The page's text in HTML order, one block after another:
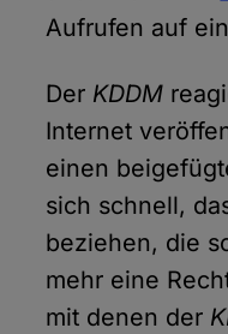
Aufrufen auf
Der KDDM
Internet
einen
sich schnell,
beziehen, die
mehr eine
mit denen der